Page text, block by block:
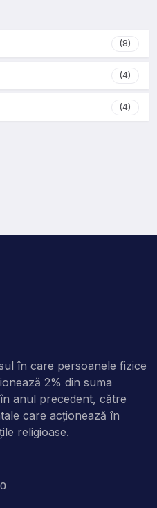
(8)
(4)
(4)
în care persoanele fizice
2% din suma
anul precedent, către
care acţionează în
religioase.